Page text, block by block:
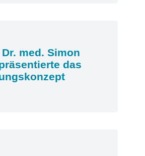
med. Simon
das